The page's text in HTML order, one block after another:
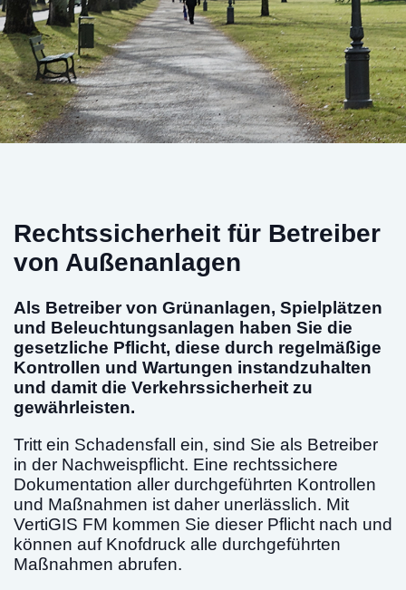
Rechtssicherheit für Betreiber
von Außenanlagen
Als Betreiber von Grünanlagen, Spielplätzen
und Beleuchtungsanlagen haben Sie die
gesetzliche Pflicht, diese durch regelmäßige
Kontrollen und Wartungen instandzuhalten
und damit die Verkehrssicherheit zu
gewährleisten.
Tritt ein Schadensfall ein, sind Sie als Betreiber
in der Nachweispflicht. Eine rechtssichere
Dokumentation aller durchgeführten Kontrollen
und Maßnahmen ist daher unerlässlich. Mit
VertiGIS FM kommen Sie dieser Pflicht nach und
können auf Knofdruck alle durchgeführten
Maßnahmen abrufen.